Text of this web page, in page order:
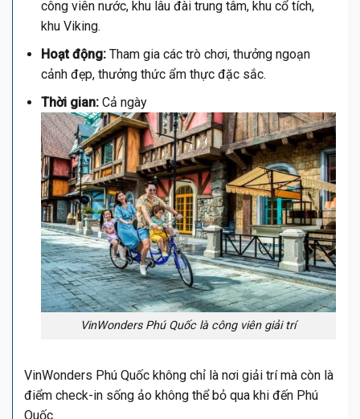
công viên nước, khu lâu đài trung tâm, khu cổ tích,
khu Viking.
Hoạt động:Tham gia các trò chơi, thưởng ngoạn
cảnh đẹp, thưởng thức ẩm thực đặc sắc.
Thời gian:Cả ngày
VinWonders Phú Quốc là công viên giải trí
VinWonders Phú Quốc không chỉ là nơi giải trí mà còn là
điểm check-in sống ảo không thể bỏ qua khi đến Phú
Quốc.